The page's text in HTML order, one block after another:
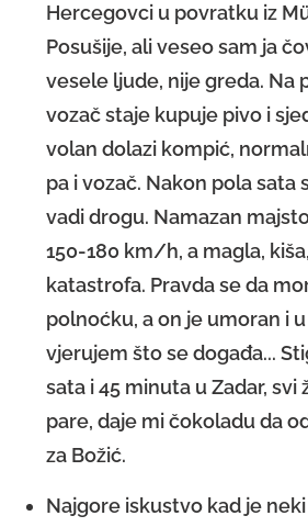
Hercegovci u povratku iz
Posušije, ali veseo sam ja
vesele ljude, nije greda. Na
vozač staje kupuje pivo i
volan dolazi kompić,
pa i vozač. Nakon pola sata
vadi drogu. Namazan
150-180 km/h, a magla,
katastrofa. Pravda se da
polnoćku, a on je umoran i
vjerujem što se događa...
sata i 45 minuta u Zadar, svi
pare, daje mi čokoladu da
za Božić.
Najgore iskustvo kad je